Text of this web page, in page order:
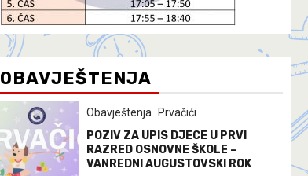
OBAVJEŠTENJA
Obavještenja Prvačići
POZIV ZA UPIS DJECE U PRVI
RAZRED OSNOVNE ŠKOLE –
VANREDNI AUGUSTOVSKI ROK